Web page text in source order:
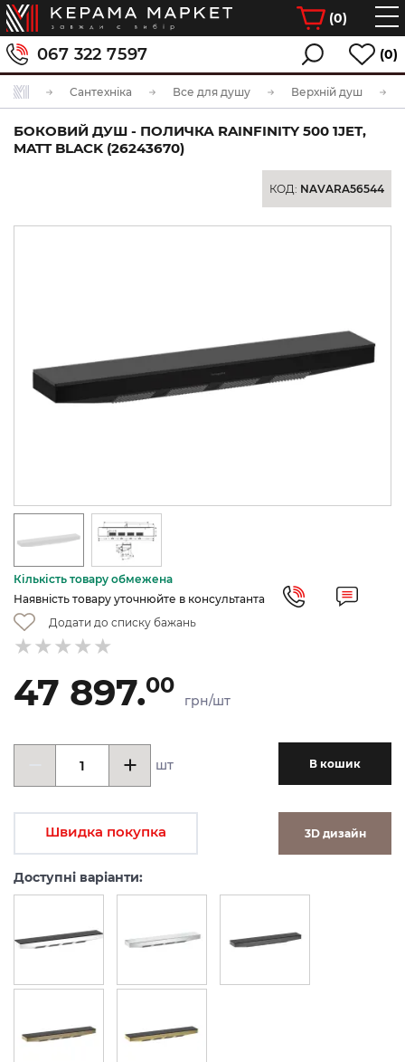
(0)
067 322 7597 (0)
Сантехніка Все для душу Верхній душ
БОКОВИЙ ДУШ - ПОЛИЧКА RAINFINITY 500 1JET,
MATT BLACK (26243670)
КОД: NAVARA56544
Кількість товару обмежена
Наявність товару уточнюйте в консультанта
Додати до списку бажань
47 897.00
грн/шт
шт В кошик
Швидка покупка 3D дизайн
Доступні варіанти: